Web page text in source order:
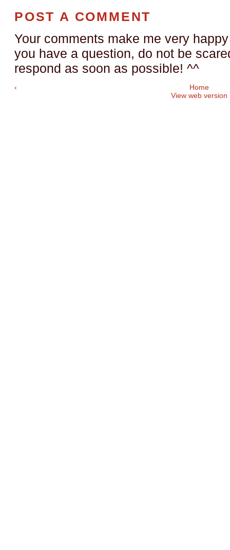
POST A COMMENT
Your comments make me very
you have a question, do not be
respond as soon as possible! ^^
‹
Home
View web version